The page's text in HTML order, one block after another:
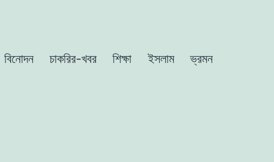
বিনোদন চাকরির-খবর শিক্ষা ইসলাম ভ্রমন